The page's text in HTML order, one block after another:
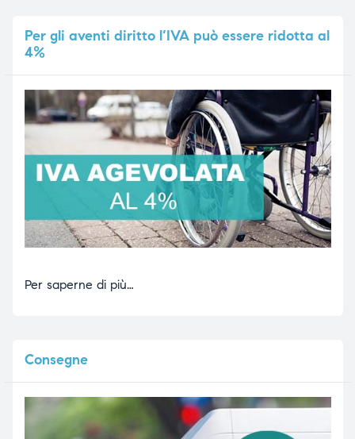
Pergli aventi diritto l’IVA può essere ridotta al
4%
Per saperne di più…
Consegne